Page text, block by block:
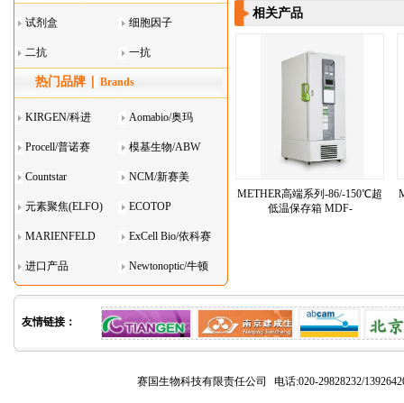
试剂盒 细胞因子
二抗 一抗
热门品牌 Brands
KIRGEN/科进 Aomabio/奥玛
Procell/普诺赛 模基生物/ABW
Countstar NCM/新赛美
元素聚焦(ELFO) ECOTOP
MARIENFELD ExCell Bio/依科赛
进口产品 Newtonoptic/牛顿
光学
相关产品
METHER高端系列-86/-150℃超
低温保存箱 MDF-
友情链接：
赛国生物科技有限责任公司 电话:020-29828232/